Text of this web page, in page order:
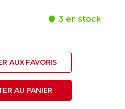
3 en stock
AUX FAVORIS
AU PANIER